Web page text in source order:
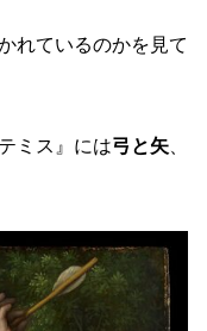
れているのかを見て
ミス』には弓と矢